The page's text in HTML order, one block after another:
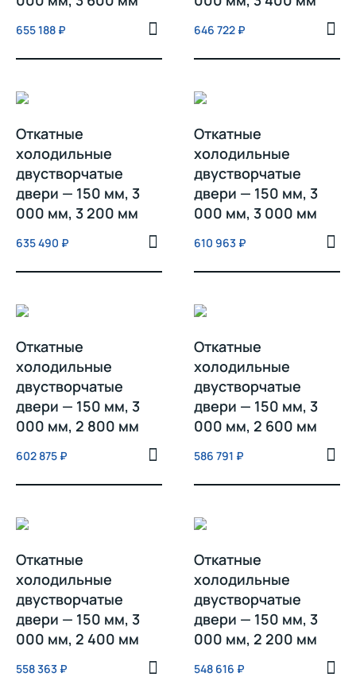
655 188 ₽ 646 722 ₽
Откатные
холодильные
двустворчатые
двери — 150 мм, 3
000 мм, 3 200 мм
635 490 ₽
Откатные
холодильные
двустворчатые
двери — 150 мм, 3
000 мм, 3 000 мм
610 963 ₽
Откатные
холодильные
двустворчатые
двери — 150 мм, 3
000 мм, 2 800 мм
602 875 ₽
Откатные
холодильные
двустворчатые
двери — 150 мм, 3
000 мм, 2 600 мм
586 791 ₽
Откатные
холодильные
двустворчатые
двери — 150 мм, 3
000 мм, 2 400 мм
558 363 ₽
Откатные
холодильные
двустворчатые
двери — 150 мм, 3
000 мм, 2 200 мм
548 616 ₽